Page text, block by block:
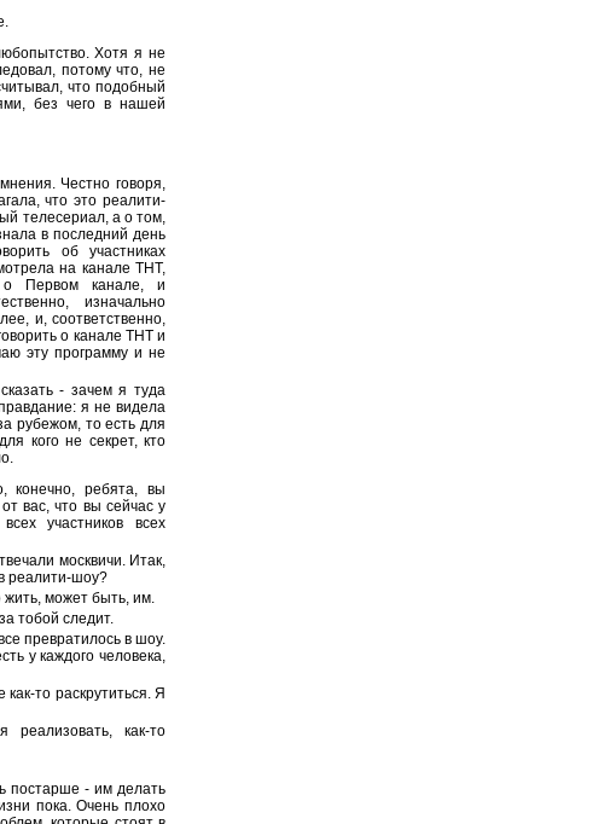
Хотя я не
потому что, не
что подобный
без чего в нашей
Честно говоря,
что это реалити-
телесериал, а о том,
в последний день
об участниках
на канале ТНТ,
о Первом канале, и
изначально
и, соответственно,
о канале ТНТ и
эту программу и не
- зачем я туда
я не видела
рубежом, то есть для
кого не секрет, кто
ребята, вы
вас, что вы сейчас у
участников всех
москвичи. Итак,
реалити-шоу?
может быть, им.
тобой следит.
превратилось в шоу.
у каждого человека,
то раскрутиться. Я
как-то
постарше - им делать
пока. Очень плохо